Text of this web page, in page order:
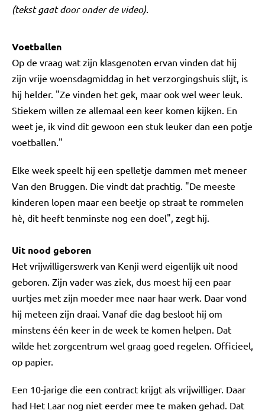
(tekst gaat door onder de video).
Voetballen
Op de vraag wat zijn klasgenoten ervan vinden dat hij
zijn vrije woensdagmiddag in het verzorgingshuis slijt, is
hij helder. "Ze vinden het gek, maar ook wel weer leuk.
Stiekem willen ze allemaal een keer komen kijken. En
weet je, ik vind dit gewoon een stuk leuker dan een potje
voetballen."
Elke week speelt hij een spelletje dammen met meneer
Van den Bruggen. Die vindt dat prachtig. "De meeste
kinderen lopen maar een beetje op straat te rommelen
hè, dit heeft tenminste nog een doel", zegt hij.
Uit nood geboren
Het vrijwilligerswerk van Kenji werd eigenlijk uit nood
geboren. Zijn vader was ziek, dus moest hij een paar
uurtjes met zijn moeder mee naar haar werk. Daar vond
hij meteen zijn draai. Vanaf die dag besloot hij om
minstens één keer in de week te komen helpen. Dat
wilde het zorgcentrum wel graag goed regelen. Officieel,
op papier.
Een 10-jarige die een contract krijgt als vrijwilliger. Daar
had Het Laar nog niet eerder mee te maken gehad. Dat